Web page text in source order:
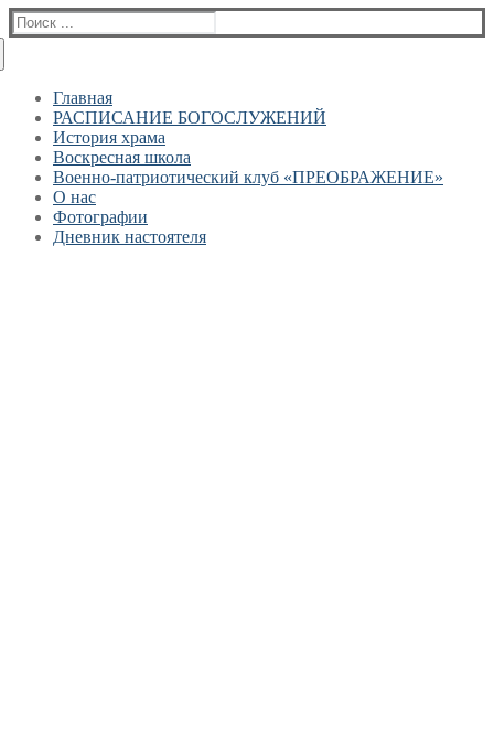
Найти:
Главная
РАСПИСАНИЕ БОГОСЛУЖЕНИЙ
История храма
Воскресная школа
Военно-патриотический клуб «ПРЕОБРАЖЕНИЕ»
О нас
Фотографии
Дневник настоятеля